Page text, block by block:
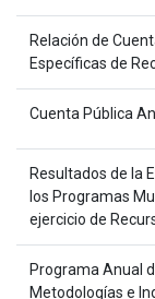
Relación de
Específicas de
Cuenta Pública
Resultados de la
los Programas
ejercicio de
Programa Anual
Metodologías e